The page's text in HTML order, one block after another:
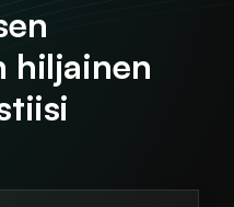
hiljainen